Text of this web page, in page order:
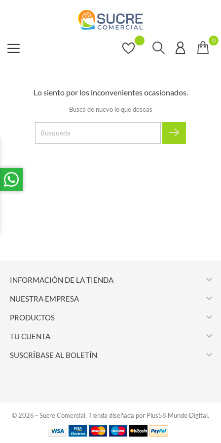
0
Lo siento por los inconvenientes ocasionados.
Busca de nuevo lo que deseas
INFORMACIÓN DE LA TIENDA 
NUESTRA EMPRESA 
PRODUCTOS 
TU CUENTA 
SUSCRÍBASE AL BOLETÍN 
© 2026 - Sucre Comercial. Tienda diseñada por Plus58 Mundo Digital.